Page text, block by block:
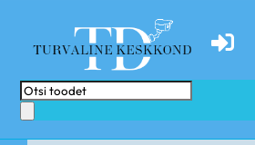
content
Products
search